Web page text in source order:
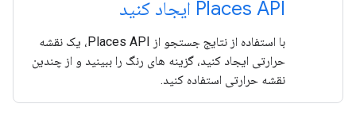
Places API ایجاد کنید
با استفاده از نتایج جستجو از Places API، یک نقشه
حرارتی ایجاد کنید، گزینه های رنگ را ببینید و از چندین
نقشه حرارتی استفاده کنید.